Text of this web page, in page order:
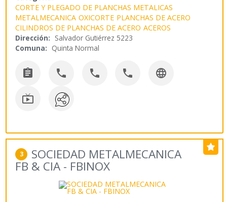
CORTE Y PLEGADO DE PLANCHAS METALICAS
METALMECANICA OXICORTE PLANCHAS DE ACERO
CILINDROS DE PLANCHAS DE ACERO ACEROS
Dirección: Salvador Gutiérrez 5223
Comuna: Quinta Normal
    

3 SOCIEDAD METALMECANICA
FB & CIA - FBINOX